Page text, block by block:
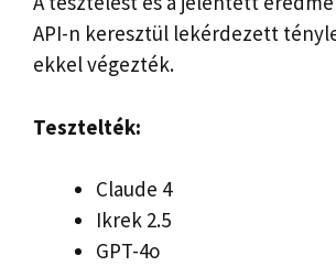
API-n keresztül lekérdezett
ekkel végezték.
Tesztelték:
Claude 4
Ikrek 2.5
GPT-4o